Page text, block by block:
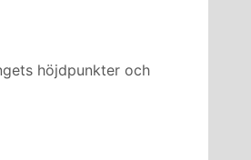
höjdpunkter och